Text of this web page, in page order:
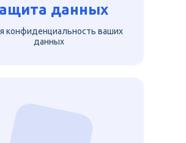
данных
конфиденциальность ваших
данных